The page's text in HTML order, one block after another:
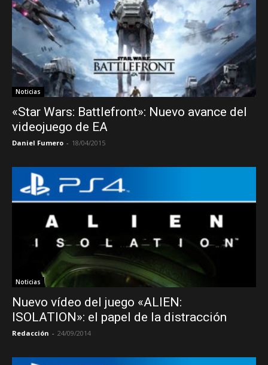
Noticias
«Star Wars: Battlefront»: Nuevo avance del
videojuego de EA
Daniel Fumero - 18/04/2015
Noticias
Nuevo vídeo del juego «ALIEN:
ISOLATION»: el papel de la distracción
Redacción - 24/09/2014